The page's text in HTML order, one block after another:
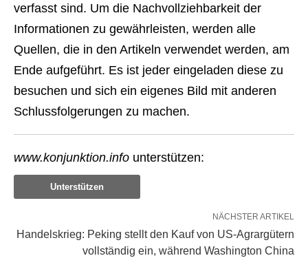
verfasst sind. Um die Nachvollziehbarkeit der
Informationen zu gewährleisten, werden alle
Quellen, die in den Artikeln verwendet werden, am
Ende aufgeführt. Es ist jeder eingeladen diese zu
besuchen und sich ein eigenes Bild mit anderen
Schlussfolgerungen zu machen.
www.konjunktion.info unterstützen:
Unterstützen
NÄCHSTER ARTIKEL
Handelskrieg: Peking stellt den Kauf von US-Agrargütern
vollständig ein, während Washington China